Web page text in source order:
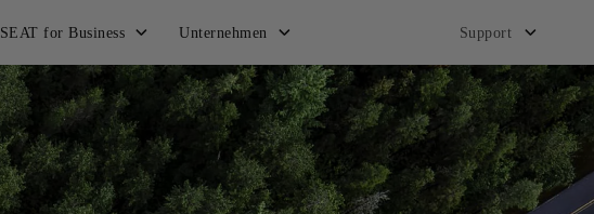
SEAT for Business Unternehmen Support